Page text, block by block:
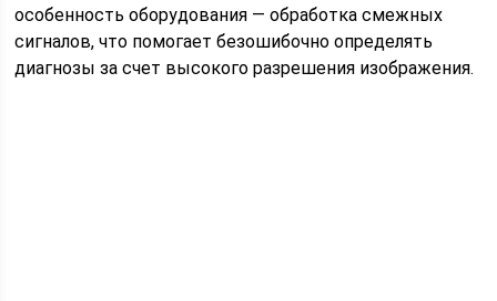
особенность оборудования — обработка смежных
сигналов, что помогает безошибочно определять
диагнозы за счет высокого разрешения изображения.